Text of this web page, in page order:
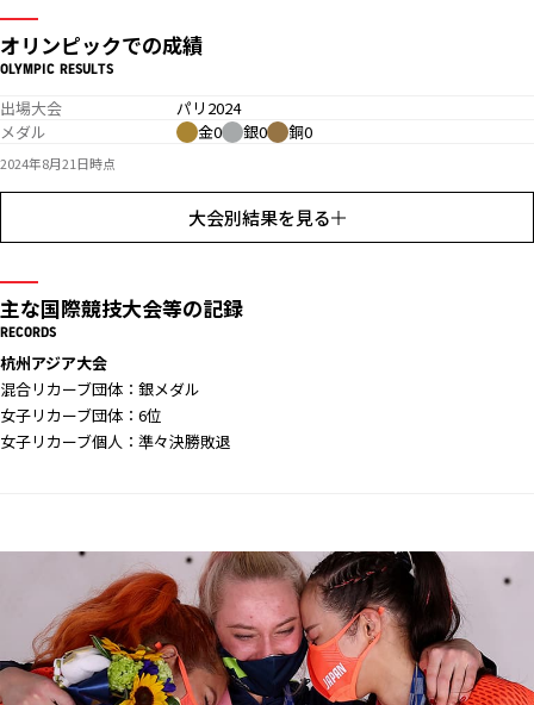
オリンピックでの成績
OLYMPIC RESULTS
出場大会
パリ2024
メダル
金0 銀0 銅0
2024年8月21日時点
大会別結果を見る
主な国際競技大会等の記録
RECORDS
杭州アジア大会
混合リカーブ団体：銀メダル
女子リカーブ団体：6位
女子リカーブ個人：準々決勝敗退